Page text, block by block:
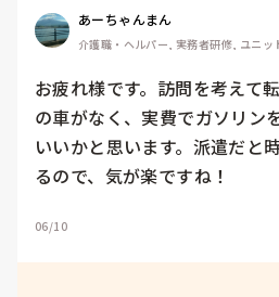
あーちゃんまん
介護職・ヘルパー, 実務者研修, ユニッ
お疲れ様です。訪問を考えて
の車がなく、実費でガソリン
いいかと思います。派遣だと
るので、気が楽ですね！
06/10